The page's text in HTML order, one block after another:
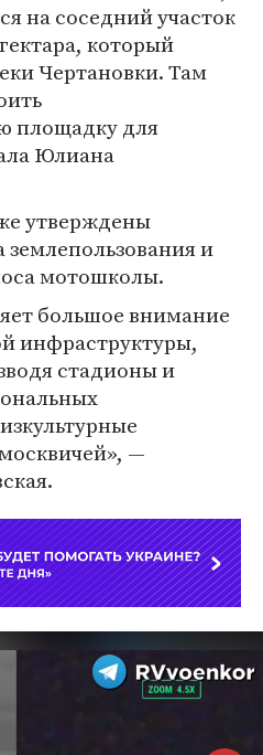
на соседний участок
который
Чертановки. Там
площадку для
Юлиана
утверждены
и
мотошколы.
большое внимание
инфраструктуры,
стадионы и
—